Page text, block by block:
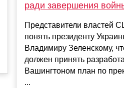
ради завершения
Представители властей
понять президенту
Владимиру Зеленскому,
должен принять
Вашингтоном план по
...